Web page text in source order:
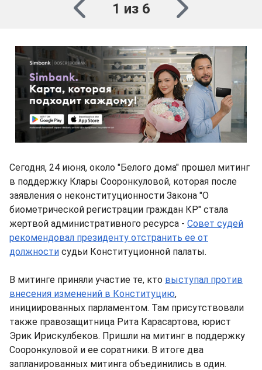
1 из 6
Сегодня, 24 июня, около "Белого дома" прошел митинг
в поддержку Клары Сооронкуловой, которая после
заявления о неконституционности Закона "О
биометрической регистрации граждан КР" стала
жертвой административного ресурса - Совет судей
рекомендовал президенту отстранить ее от
должности судьи Конституционной палаты.
В митинге приняли участие те, кто выступал против
внесения изменений в Конституцию,
инициированных парламентом. Там присутствовали
также правозащитница Рита Карасартова, юрист
Эрик Ирискулбеков. Пришли на митинг в поддержку
Сооронкуловой и ее соратники. В итоге два
запланированных митинга объединились в один.